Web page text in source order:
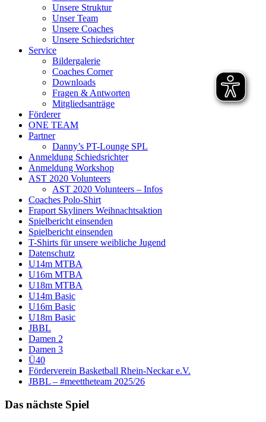
Unsere Struktur
Unser Team
Unsere Coaches
Unsere Schiedsrichter
Service
Bildergalerie
Coaches Corner
Downloads
Fragen & Antworten
Mitgliedsanträge
Förderer
ONE TEAM
Partner
Danny’s PT-Lounge SPL
Anmeldung Schiedsrichter
Anmeldung Workshop
AST 2020 Volunteers
AST 2020 Volunteers – Infos
Coaches Polo-Shirt
Fraport Skyliners Weihnachtsaktion
Spielbericht einsenden
Spielbericht einsenden
T-Shirts für unsere weibliche Jugend
Datenschutz
U14m MTBA
U16m MTBA
U18m MTBA
U14m Basic
U16m Basic
U18m Basic
JBBL
Damen 2
Damen 3
Ü40
Förderverein Basketball Rhein-Neckar e.V.
JBBL – #meettheteam 2025/26
Das nächste Spiel